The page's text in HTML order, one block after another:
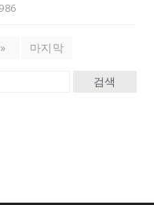
» 마지막
검색